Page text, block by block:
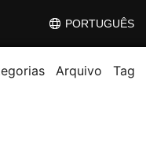
PORTUGUÊS
Arquivo Tag